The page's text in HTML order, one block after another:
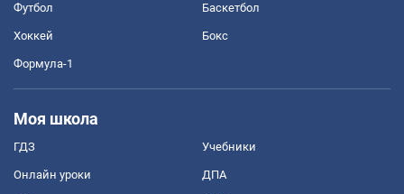
Футбол Баскетбол
Хоккей Бокс
Формула-1
Моя школа
ГДЗ Учебники
Онлайн уроки ДПА